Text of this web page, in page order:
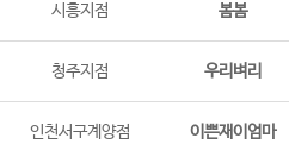
시흥지점 봄봄
청주지점 우리벼리
인천서구계양점 이쁜재이엄마